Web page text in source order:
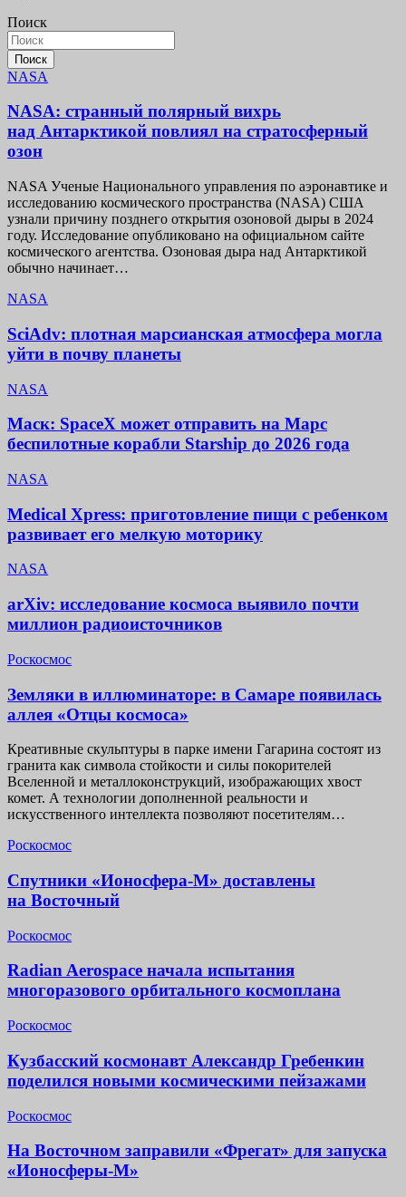
Поиск
Поиск
NASA
NASA: странный полярный вихрь
над Антарктикой повлиял на стратосферный
озон
NASA Ученые Национального управления по аэронавтике и
исследованию космического пространства (NASA) США
узнали причину позднего открытия озоновой дыры в 2024
году. Исследование опубликовано на официальном сайте
космического агентства. Озоновая дыра над Антарктикой
обычно начинает…
NASA
SciAdv: плотная марсианская атмосфера могла
уйти в почву планеты
NASA
Маск: SpaceX может отправить на Марс
беспилотные корабли Starship до 2026 года
NASA
Medical Xpress: приготовление пищи с ребенком
развивает его мелкую моторику
NASA
arXiv: исследование космоса выявило почти
миллион радиоисточников
Роскосмос
Земляки в иллюминаторе: в Самаре появилась
аллея «Отцы космоса»
Креативные скульптуры в парке имени Гагарина состоят из
гранита как символа стойкости и силы покорителей
Вселенной и металлоконструкций, изображающих хвост
комет. А технологии дополненной реальности и
искусственного интеллекта позволяют посетителям…
Роскосмос
Спутники «Ионосфера-М» доставлены
на Восточный
Роскосмос
Radian Aerospace начала испытания
многоразового орбитального космоплана
Роскосмос
Кузбасский космонавт Александр Гребенкин
поделился новыми космическими пейзажами
Роскосмос
На Восточном заправили «Фрегат» для запуска
«Ионосферы-М»